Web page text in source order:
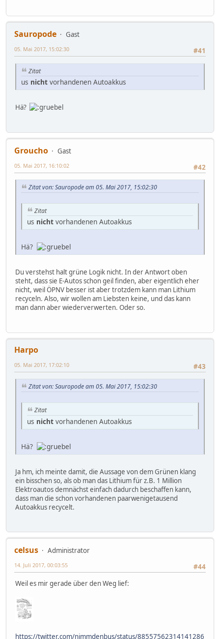
Sauropode
Gast
#41
05. Mai 2017, 15:02:30
Zitat
us nicht vorhandenen Autoakkus
Hä?
Groucho
Gast
#42
05. Mai 2017, 16:10:02
Zitat von: Sauropode am 05. Mai 2017, 15:02:30
Zitat
us nicht vorhandenen Autoakkus
Hä?
Du verstehst halt grüne Logik nicht. In der Antwort oben
steht, dass sie E-Autos schon geil finden, aber eigentlich eher
nicht, weil ÖPNV besser ist aber trotzdem kann man Lithium
recyceln. Also, wir wollen am Liebsten keine, und das kann
man dann aber wiederverwerten. Oder so.
Harpo
#43
05. Mai 2017, 17:02:10
Zitat von: Sauropode am 05. Mai 2017, 15:02:30
Zitat
us nicht vorhandenen Autoakkus
Hä?
Ja hm, ich meinte damit, die Aussage von dem Grünen klang
ein bisschen so, als ob man das Lithium für z.B. 1 Million
Elektroautos demnächst einfach dadurch beschaffen kann,
dass man die schon vorhandenen paarwenigetausend
Autoakkus recycelt.
celsus
Administrator
#44
14. Juli 2017, 00:03:55
Weil es mir gerade über den Weg lief:
https://twitter.com/nimmdenbus/status/88557562314141286